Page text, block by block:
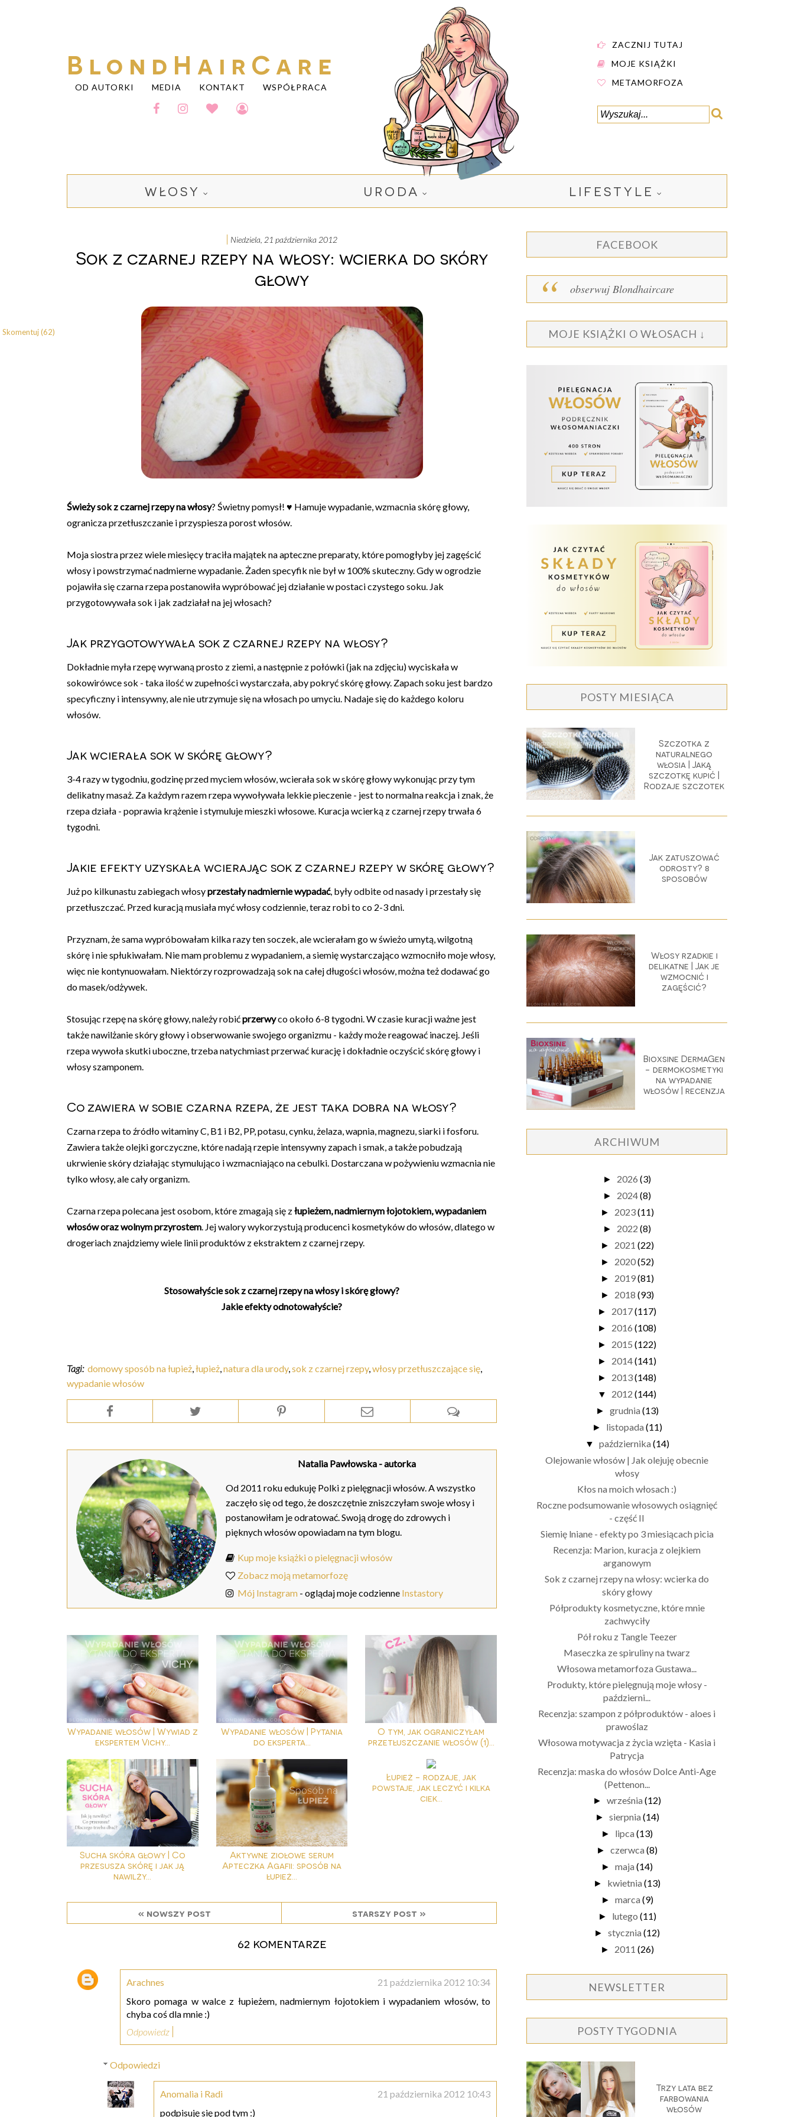
BlondHairCare
OD AUTORKI MEDIA KONTAKT WSPÓŁPRACA
ZACZNIJ TUTAJ
MOJE KSIĄŻKI
METAMORFOZA
WŁOSY URODA LIFESTYLE
niedziela, 21 października 2012
Sok z czarnej rzepy na włosy: wcierka do skóry
głowy
Świeży sok z czarnej rzepy na włosy? Świetny pomysł! ♥ Hamuje wypadanie, wzmacnia skórę głowy,
ogranicza przetłuszczanie i przyspiesza porost włosów.
Moja siostra przez wiele miesięcy traciła majątek na apteczne preparaty, które pomogłyby jej zagęścić
włosy i powstrzymać nadmierne wypadanie. Żaden specyfik nie był w 100% skuteczny. Gdy w ogrodzie
pojawiła się czarna rzepa postanowiła wypróbować jej działanie w postaci czystego soku. Jak
przygotowywała sok i jak zadziałał na jej włosach?
Jak przygotowywała sok z czarnej rzepy na włosy?
Dokładnie myła rzepę wyrwaną prosto z ziemi, a następnie z połówki (jak na zdjęciu) wyciskała w
sokowirówce sok - taka ilość w zupełności wystarczała, aby pokryć skórę głowy. Zapach soku jest bardzo
specyficzny i intensywny, ale nie utrzymuje się na włosach po umyciu. Nadaje się do każdego koloru
włosów.
Jak wcierała sok w skórę głowy?
3-4 razy w tygodniu, godzinę przed myciem włosów, wcierała sok w skórę głowy wykonując przy tym
delikatny masaż. Za każdym razem rzepa wywoływała lekkie pieczenie - jest to normalna reakcja i znak, że
rzepa działa - poprawia krążenie i stymuluje mieszki włosowe. Kuracja wcierką z czarnej rzepy trwała 6
tygodni.
Jakie efekty uzyskała wcierając sok z czarnej rzepy w skórę głowy?
Już po kilkunastu zabiegach włosyprzestały nadmiernie wypadać, były odbite od nasady i przestały się
przetłuszczać. Przed kuracją musiała myć włosy codziennie, teraz robi to co 2-3 dni.
Przyznam, że sama wypróbowałam kilka razy ten soczek, ale wcierałam go w świeżo umytą, wilgotną
skórę i nie spłukiwałam. Nie mam problemu z wypadaniem, a siemię wystarczająco wzmocniło moje włosy,
więc nie kontynuowałam. Niektórzy rozprowadzają sok na całej długości włosów, można też dodawać go
do masek/odżywek.
Stosując rzepę na skórę głowy, należy robićprzerwyco około 6-8 tygodni. W czasie kuracji ważne jest
także nawilżanie skóry głowy i obserwowanie swojego organizmu - każdy może reagować inaczej. Jeśli
rzepa wywoła skutki uboczne, trzeba natychmiast przerwać kurację i dokładnie oczyścić skórę głowy i
włosy szamponem.
Co zawiera w sobie czarna rzepa, że jest taka dobra na włosy?
Czarna rzepa to źródło witaminy C, B1 i B2, PP, potasu, cynku, żelaza, wapnia, magnezu, siarki i fosforu.
Zawiera także olejki gorczyczne, które nadają rzepie intensywny zapach i smak, a także pobudzają
ukrwienie skóry działając stymulująco i wzmacniająco na cebulki. Dostarczana w pożywieniu wzmacnia nie
tylko włosy, ale cały organizm.
Czarna rzepa polecana jest osobom, które zmagają się złupieżem, nadmiernym łojotokiem, wypadaniem
włosów oraz wolnym przyrostem. Jej walory wykorzystują producenci kosmetyków do włosów, dlatego w
drogeriach znajdziemy wiele linii produktów z ekstraktem z czarnej rzepy.
Stosowałyście sok z czarnej rzepy na włosy i skórę głowy?
Jakie efekty odnotowałyście?
Tagi: domowy sposób na łupież,łupież,natura dla urody,sok z czarnej rzepy,włosy przetłuszczające się,
wypadanie włosów
Skomentuj (62)
Natalia Pawłowska- autorka
Od 2011 roku edukuję Polki z pielęgnacji włosów. A wszystko
zaczęło się od tego, że doszczętnie zniszczyłam swoje włosy i
postanowiłam je odratować. Swoją drogę do zdrowych i
pięknych włosów opowiadam na tym blogu.
Kup moje książki o pielęgnacji włosów
Zobacz moją metamorfozę
Mój Instagram - oglądaj moje codzienne Instastory
Wypadanie włosów | Wywiad z
ekspertem Vichy...
Wypadanie włosów | Pytania
do eksperta...
O tym, jak ograniczyłam
przetłuszczanie włosów (1)...
Sucha skóra głowy | Co
przesusza skórę i jak ją
nawilży...
Aktywne ziołowe serum
Apteczka Agafii: sposób na
łupież...
Łupież - rodzaje, jak
powstaje, jak leczyć i kilka
ciek...
« nowszy post starszy post »
62 komentarze
Arachnes
21 października 2012 10:34
Skoro pomaga w walce z łupieżem, nadmiernym łojotokiem i wypadaniem włosów, to
chyba coś dla mnie :)
Odpowiedz
Odpowiedzi
Anomalia i Radi
21 października 2012 10:43
podpisuję się pod tym :)
FACEBOOK
obserwuj Blondhaircare
MOJE KSIĄŻKI O WŁOSACH ↓
POSTY MIESIĄCA
Szczotka z
naturalnego
włosia | Jaką
szczotkę kupić |
Rodzaje szczotek
Jak zatuszować
odrosty? 8
sposobów
Włosy rzadkie i
delikatne | Jak je
wzmocnić i
zagęścić?
Bioxsine DermaGen
- dermokosmetyki
na wypadanie
włosów | recenzja
ARCHIWUM
► 2026 (3)
► 2024(8)
► 2023(11)
► 2022 (8)
► 2021 (22)
► 2020(52)
► 2019(81)
► 2018 (93)
► 2017(117)
► 2016 (108)
► 2015 (122)
► 2014(141)
► 2013(148)
▼ 2012 (144)
► grudnia (13)
► listopada (11)
▼ października (14)
Olejowanie włosów | Jak olejuję obecnie
włosy
Kłos na moich włosach :)
Roczne podsumowanie włosowych osiągnięć
- część II
Siemię lniane - efekty po 3 miesiącach picia
Recenzja: Marion, kuracja z olejkiem
arganowym
Sok z czarnej rzepy na włosy: wcierka do
skóry głowy
Półprodukty kosmetyczne, które mnie
zachwyciły
Pół roku z Tangle Teezer
Maseczka ze spiruliny na twarz
Włosowa metamorfoza Gustawa...
Produkty, które pielęgnują moje włosy -
październi...
Recenzja: szampon z półproduktów - aloes i
prawoślaz
Włosowa motywacja z życia wzięta - Kasia i
Patrycja
Recenzja: maska do włosów Dolce Anti-Age
(Pettenon...
► września (12)
► sierpnia (14)
► lipca (13)
► czerwca (8)
► maja (14)
► kwietnia (13)
► marca (9)
► lutego (11)
► stycznia (12)
► 2011 (26)
NEWSLETTER
POSTY TYGODNIA
Trzy lata bez
farbowania
włosów